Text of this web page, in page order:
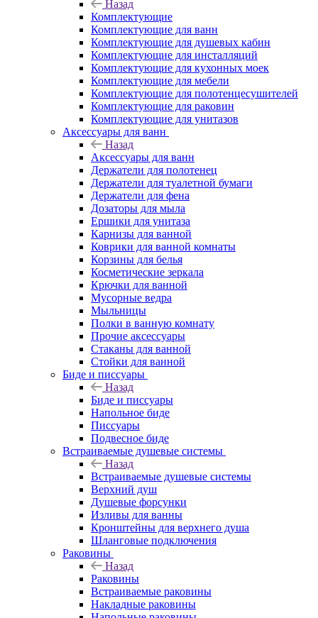
Назад
Комплектующие
Комплектующие для ванн
Комплектующие для душевых кабин
Комплектующие для инсталляций
Комплектующие для кухонных моек
Комплектующие для мебели
Комплектующие для полотенцесушителей
Комплектующие для раковин
Комплектующие для унитазов
Аксессуары для ванн
Назад
Аксессуары для ванн
Держатели для полотенец
Держатели для туалетной бумаги
Держатели для фена
Дозаторы для мыла
Ершики для унитаза
Карнизы для ванной
Коврики для ванной комнаты
Корзины для белья
Косметические зеркала
Крючки для ванной
Мусорные ведра
Мыльницы
Полки в ванную комнату
Прочие аксессуары
Стаканы для ванной
Стойки для ванной
Биде и писсуары
Назад
Биде и писсуары
Напольное биде
Писсуары
Подвесное биде
Встраиваемые душевые системы
Назад
Встраиваемые душевые системы
Верхний душ
Душевые форсунки
Изливы для ванны
Кронштейны для верхнего душа
Шланговые подключения
Раковины
Назад
Раковины
Встраиваемые раковины
Накладные раковины